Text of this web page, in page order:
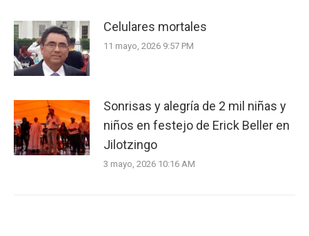
Celulares mortales
11 mayo, 2026 9:57 PM
Sonrisas y alegría de 2 mil niñas y
niños en festejo de Erick Beller en
Jilotzingo
3 mayo, 2026 10:16 AM